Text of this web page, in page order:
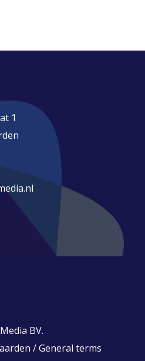
1
BV.
/General terms